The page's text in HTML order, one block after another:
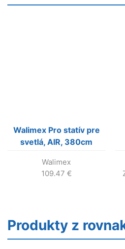
Walimex Pro statív pre
svetlá, AIR, 380cm
Walimex
109.47 €
Produkty z